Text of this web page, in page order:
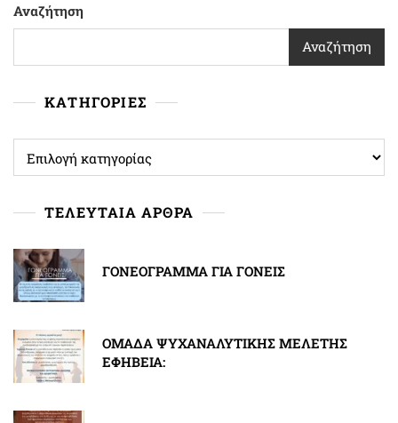
Αναζήτηση
Αναζήτηση
ΚΑΤΗΓΟΡΙΕΣ
ΤΕΛΕΥΤΑΙΑ ΑΡΘΡΑ
ΓΟΝΕΟΓΡΑΜΜΑ ΓΙΑ ΓΟΝΕΙΣ
ΟΜΑΔΑ ΨΥΧΑΝΑΛΥΤΙΚΗΣ ΜΕΛΕΤΗΣ
ΕΦΗΒΕΙΑ: